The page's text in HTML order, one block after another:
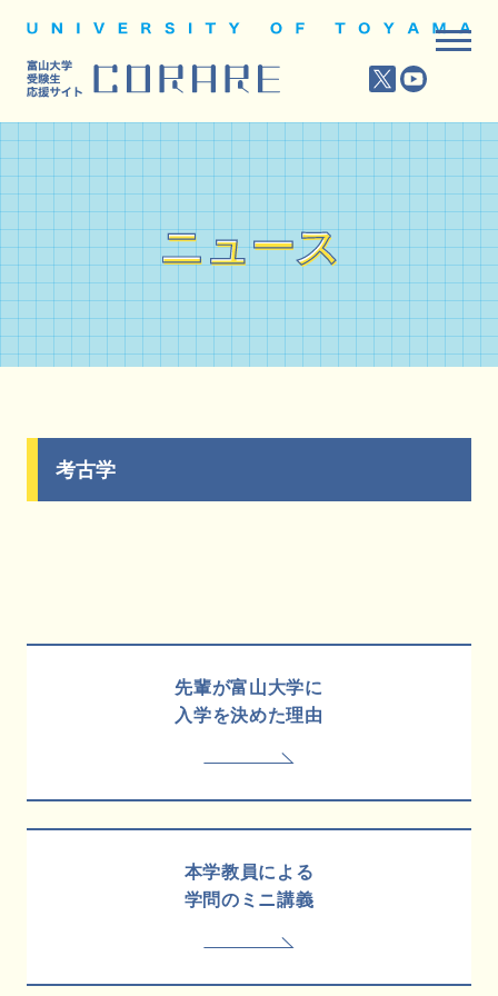
ニュース
ニュース
考古学
先輩が富山大学に
入学を決めた理由
本学教員による
学問のミニ講義